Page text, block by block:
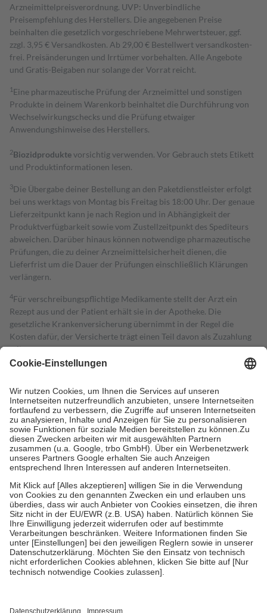
Arzneimittelpreisverordnung. UVP: Unverbindliche
Preisempfehlung des Herstellers. Die angegebenen Preise
beinhalten die gesetzlich vorgeschriebene Mehrwertsteuer, ggf.
zzgl. 3,95 € Versandkosten. Ab 29,00 € Bestell­wert versand­kosten­
frei. Preisänderungen und Irrtümer vorbehalten. Alle Angebote
und Gratis-Beigaben nur solange der Vorrat reicht.
1 Eine pharmazeutische Prüfung der Arzneimittel und sonstigen
Produkte in deinem Warenkorb beinhaltet die Durchführung von
Wechselwirkungschecks und die Prüfung etwaiger
Anwendungshinweise des Herstellers.
2Biozidproduktevorsichtig verwenden. Vor Gebrauch stets Etikett
und Produktinformationen lesen.
3Die Übergabe deiner Bestellung an den Paketdienstleister erfolgt
bei uns werktags von Montag bis Freitag bis 18:00 Uhr. Der genaue
Lieferzeitpunkt kann je nach Region und in Abhängigkeit der
Produktverfügbarkeit sowie vom Zustellzeitpunkt des Spediteurs
abweichen. Darüber hinaus können notwendige pharmazeutische
Prüfungen, die zu deiner Arzneimittelsicherheit dienen, die
Lieferfrist um die Dauer der Prüfungen einschließlich Klärungen
verlängern.
4Für verschreibungspflichtige Medikamente stellt der Arzt ein
Rezept aus und der Patient erhält sie in der Apotheke. Die
gesetzliche Krankenversicherung übernimmt in der Regel die
Kosten dafür, der Versicherte trägt einen Teil davon als Zuzahlung
mit.
Grundsätzlich leisten Mitglieder Zuzahlungen in Höhe von zehn
höchstens zehn Euro.
Es sind jedoch nie mehr als die tatsächlichen
Kosten der Leistung zu entrichten.
Diese Regeln gelten grundsätzlich auch für Online-Apotheken.
Bei Heilmitteln und häuslicher Krankenpflege beträgt die
Zuzahlung zehn Prozent der Kosten sowie zehn Euro je
Verordnung.
Um das Engagement der Versicherten für ihre eigene Gesundheit zu
stärken und die besondere Stellung der Familie zu unterstützen,
fallenkeine Zuzahlungenan bei:
• Kindern und Jugendlichen bis zum vollendeten 18. Lebensjahr
mit Ausnahme der Fahrkosten
• Untersuchungen zur Vorsorge und Früherkennung, die von der
GKV getragen werden
• empfohlenen Schutzimpfungen
• Harn- und Blutteststreifen
getroffen, um sicherzustellen, dass es sich um echte Bewertungen